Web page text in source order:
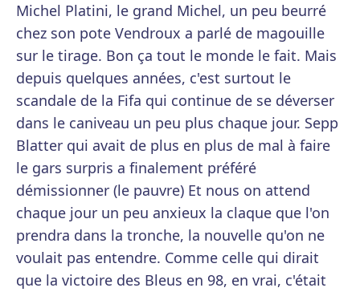
Michel Platini, le grand Michel, un peu beurré
chez son pote Vendroux a parlé de magouille
sur le tirage. Bon ça tout le monde le fait. Mais
depuis quelques années, c'est surtout le
scandale de la Fifa qui continue de se déverser
dans le caniveau un peu plus chaque jour. Sepp
Blatter qui avait de plus en plus de mal à faire
le gars surpris a finalement préféré
démissionner (le pauvre) Et nous on attend
chaque jour un peu anxieux la claque que l'on
prendra dans la tronche, la nouvelle qu'on ne
voulait pas entendre. Comme celle qui dirait
que la victoire des Bleus en 98, en vrai, c'était